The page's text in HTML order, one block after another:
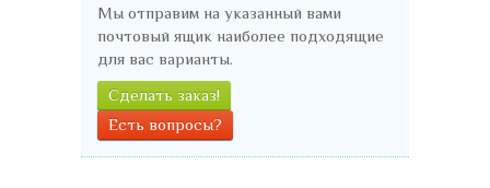
Мы отправим на указанный вами
почтовый ящик наиболее подходящие
для вас варианты.
Сделать заказ!
Есть вопросы?